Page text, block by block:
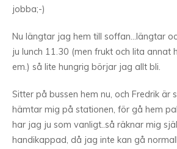
jobba;-)
Nu längtar jag hem till soffan…längtar
ju lunch 11.30 (men frukt och lita annat
em.) så lite hungrig börjar jag allt bli.
Sitter på bussen hem nu, och Fredrik är
hämtar mig på stationen, för gå hem
har jag ju som vanligt..så räknar mig
handikappad, då jag inte kan gå